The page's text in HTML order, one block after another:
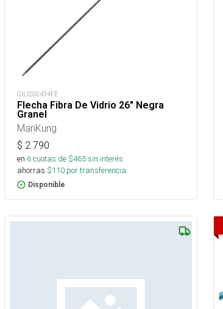
GILI200434FE
Flecha Fibra De Vidrio 26" Negra
Granel
ManKung
$ 2.790
en 6cuotas de $465sin interés
ahorras $110 por transferencia.
Disponible